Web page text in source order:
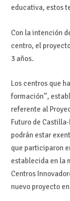
educativa, estos
Con la intención
centro, el
3 años.
Los centros que
formación”,
referente al
Futuro de
podrán estar
que participaron
establecida en la
Centros
nuevo proyecto